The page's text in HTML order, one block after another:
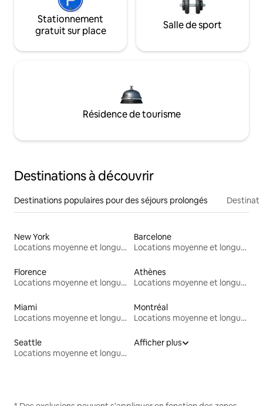
Stationnement
gratuit sur place
Salle de sport
Résidence de tourisme
Destinations à découvrir
Destinations populaires pour des séjours prolongés
New York
Locations moyenne et longue durée
Barcelone
Locations moyenne et longue durée
Florence
Locations moyenne et longue durée
Athènes
Locations moyenne et longue durée
Miami
Locations moyenne et longue durée
Montréal
Locations moyenne et longue durée
Seattle
Locations moyenne et longue durée
Afficher plus